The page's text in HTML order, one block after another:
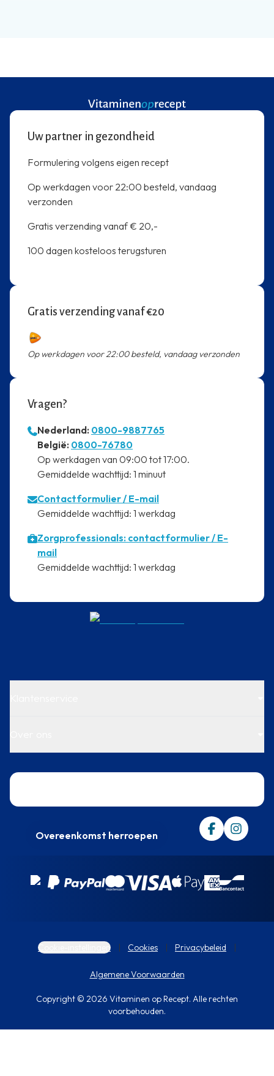
Uw partner in gezondheid
Formulering volgens eigen recept
Op werkdagen voor 22:00 besteld, vandaag
verzonden
Gratis verzending vanaf € 20,-
100 dagen kosteloos terugsturen
Gratis verzending vanaf €20
Op werkdagen voor 22:00 besteld, vandaag verzonden
Vragen?
Nederland: 0800-9887765
⁠België: 0800-76780
⁠Op werkdagen van 09:00 tot 17:00.
⁠Gemiddelde wachttijd: 1 minuut
Contactformulier/ E-mail
⁠Gemiddelde wachttijd: 1 werkdag
Zorgprofessionals: contactformulier / E-
mail
⁠Gemiddelde wachttijd: 1 werkdag
Overeenkomst herroepen
Cookie-instellingen Cookies Privacybeleid
Algemene Voorwaarden
Copyright © 2026 Vitaminen op Recept. Alle rechten
voorbehouden.